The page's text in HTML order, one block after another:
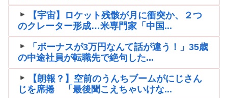
【宇宙】ロケット残骸が月に衝突か、２つ
のクレーター形成…米専門家「中国...
「ボーナスが3万円なんて話が違う！」35歳
の中途社員が転職先で絶句した...
【朗報？】空前のうんちブームがにじさん
じを席捲 「最後聞こえちゃいけな...